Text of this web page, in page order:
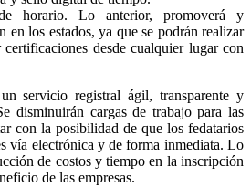
horario. Lo anterior, promoverá y
en los estados, ya que se podrán realizar
desde cualquier lugar con
servicio registral ágil, transparente y
disminuirán cargas de trabajo para las
con la posibilidad de que los fedatarios
vía electrónica y de forma inmediata. Lo
de costos y tiempo en la inscripción
de las empresas.